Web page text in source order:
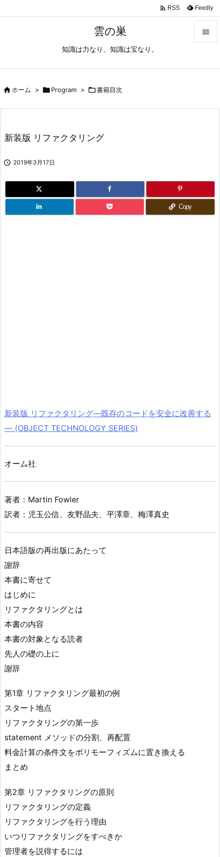
雲の巣
知識は力なり、知識は宝なり。

 RSS Feedly
ホーム > Program > 書籍目次
新装版 リファクタリング
 2019年3月17日
Copy
新装版 リファクタリング―既存のコードを安全に改善する
― (OBJECT TECHNOLOGY SERIES)
オーム社
著者：Martin Fowler
訳者：児玉公信、友野晶夫、平澤章、梅澤真史
日本語版の再出版にあたって
謝辞
本書に寄せて
はじめに
リファクタリングとは
本書の内容
本書の対象となる読者
先人の礎の上に
謝辞
第1章 リファクタリング最初の例
スタート地点
リファクタリングの第一歩
statement メソッドの分割、再配置
料金計算の条件文をポリモーフィズムに置き換える
まとめ
第2章 リファクタリングの原則
リファクタリングの定義
リファクタリングを行う理由
いつリファクタリングをすべきか
管理者を説得するには